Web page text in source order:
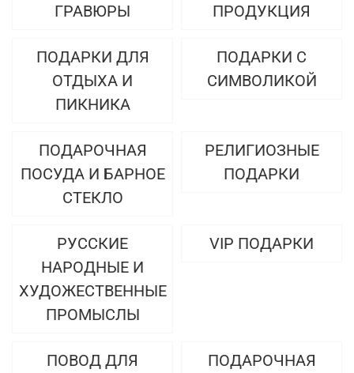
ГРАВЮРЫ
ПРОДУКЦИЯ
ПОДАРКИ ДЛЯ
ОТДЫХА И
ПИКНИКА
ПОДАРКИ С
СИМВОЛИКОЙ
ПОДАРОЧНАЯ
ПОСУДА И БАРНОЕ
СТЕКЛО
РЕЛИГИОЗНЫЕ
ПОДАРКИ
РУССКИЕ
НАРОДНЫЕ И
ХУДОЖЕСТВЕННЫЕ
ПРОМЫСЛЫ
VIP ПОДАРКИ
ПОВОД ДЛЯ
ПОДАРОЧНАЯ